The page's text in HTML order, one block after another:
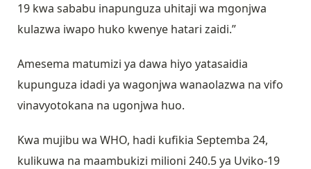
19 kwa sababu inapunguza uhitaji wa mgonjwa
kulazwa iwapo huko kwenye hatari zaidi.”
Amesema matumizi ya dawa hiyo yatasaidia
kupunguza idadi ya wagonjwa wanaolazwa na vifo
vinavyotokana na ugonjwa huo.
Kwa mujibu wa WHO, hadi kufikia Septemba 24,
kulikuwa na maambukizi milioni 240.5 ya Uviko-19